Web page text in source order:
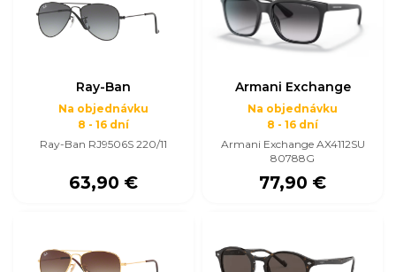
Ray-Ban
Na objednávku
8 - 16 dní
Ray-Ban RJ9506S 220/11
63,90 €
Armani Exchange
Na objednávku
8 - 16 dní
Armani Exchange AX4112SU
80788G
77,90 €